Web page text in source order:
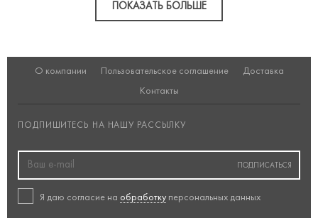
ПОКАЗАТЬ БОЛЬШЕ
О компании Пользовательское соглашение Доставка
Контакты
ПОДПИШИТЕСЬ НА НАШУ РАССЫЛКУ
ПОДПИСАТЬСЯ
Я даю согласие на обработку персональных данных